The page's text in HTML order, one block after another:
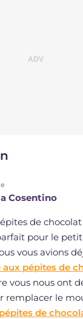
Cosentino
de
pour le
vous avions
aux pépites de
vous nous ont
remplacer le
de